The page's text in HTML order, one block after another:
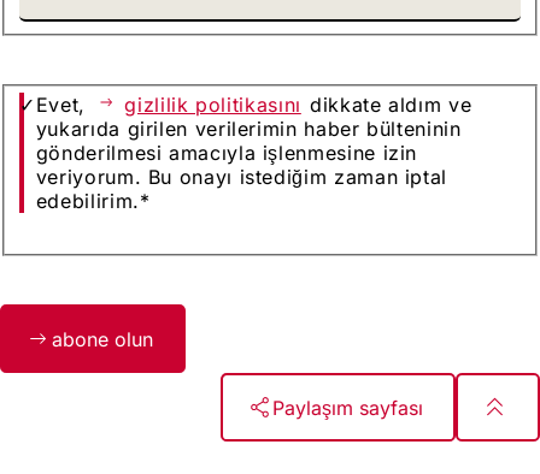
Evet, gizlilik politikasını dikkate aldım ve
yukarıda girilen verilerimin haber bülteninin
gönderilmesi amacıyla işlenmesine izin
veriyorum. Bu onayı istediğim zaman iptal
edebilirim.*
Bitte
lassen
Sie
abone olun
Paylaşım sayfası